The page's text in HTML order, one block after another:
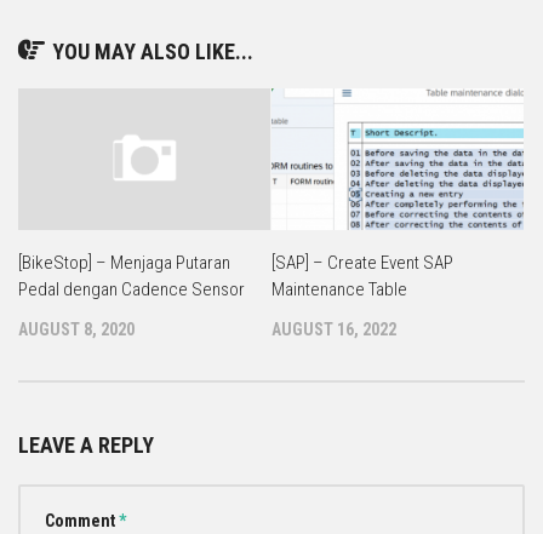
YOU MAY ALSO LIKE...
[BikeStop] – Menjaga Putaran
Pedal dengan Cadence Sensor
AUGUST 8, 2020
[SAP] – Create Event SAP
Maintenance Table
AUGUST 16, 2022
LEAVE A REPLY
Comment*